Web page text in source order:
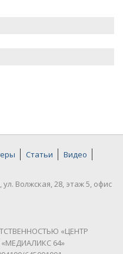
Статьи
Видео
Волжская, 28, этаж 5, офис
«ЦЕНТР
64»